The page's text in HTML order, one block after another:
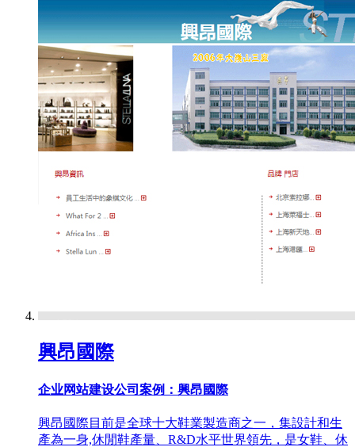
興昂國際
企业网站建设公司案例：興昂國際
興昂國際目前是全球十大鞋業製造商之一，集設計和生
產為一身,休閒鞋產量、R&D水平世界領先，是女鞋、休